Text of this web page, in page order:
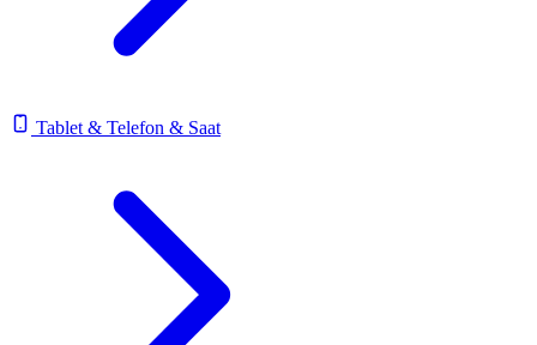
Tablet & Telefon & Saat